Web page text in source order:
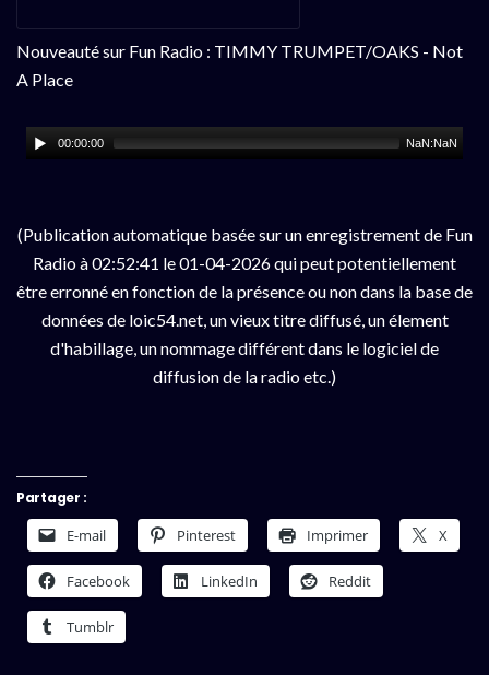
Nouveauté sur Fun Radio : TIMMY TRUMPET/OAKS - Not
A Place
00:00:00 NaN:NaN
(Publication automatique basée sur un enregistrement de Fun
Radio à 02:52:41 le 01-04-2026 qui peut potentiellement
être erronné en fonction de la présence ou non dans la base de
données de loic54.net, un vieux titre diffusé, un élement
d'habillage, un nommage différent dans le logiciel de
diffusion de la radio etc.)
Partager :
E-mail Pinterest Imprimer X
Facebook LinkedIn Reddit
Tumblr